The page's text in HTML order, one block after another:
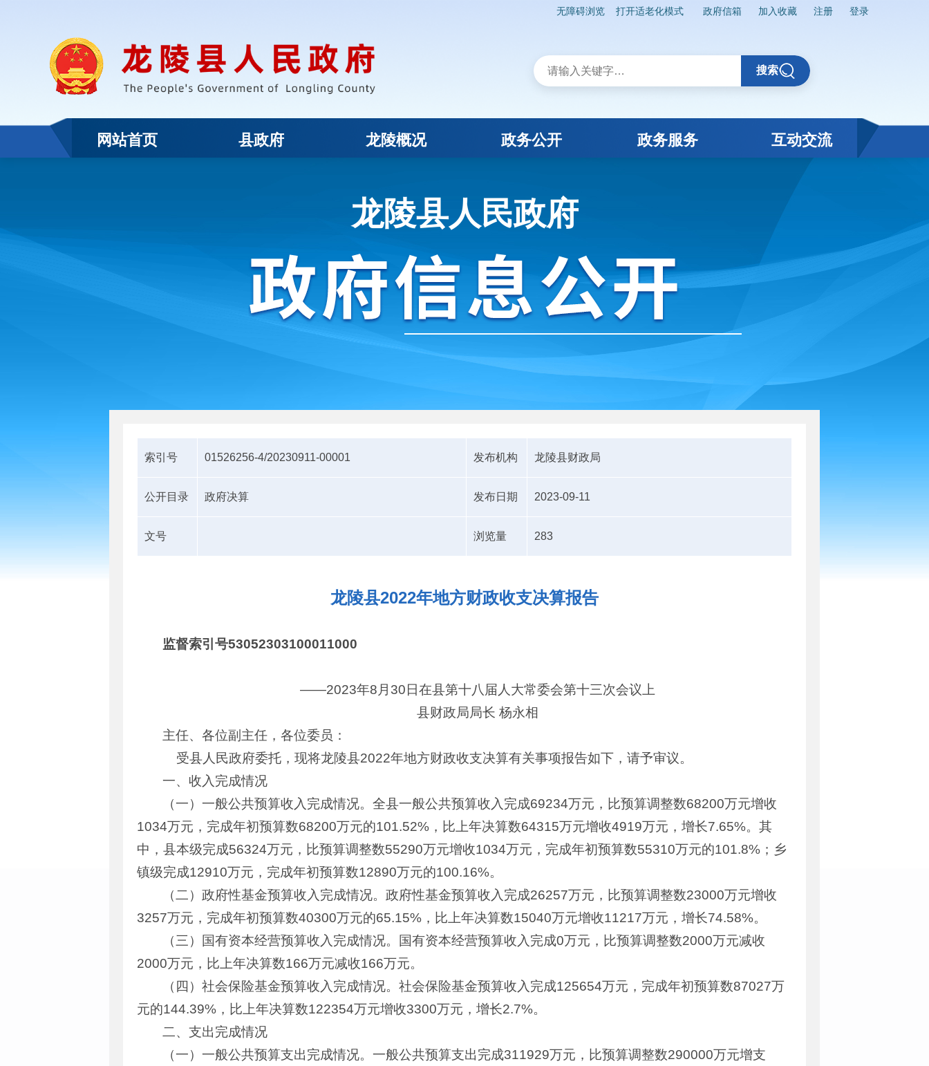
无障碍浏览 打开适老化模式 政府信箱 加入收藏 注册 登录
搜索
网站首页 县政府 龙陵概况 政务公开 政务服务 互动交流
龙陵县人民政府
索引号 01526256-4/20230911-00001 发布机构 龙陵县财政局
公开目录 政府决算 发布日期 2023-09-11
文号 浏览量 283
龙陵县2022年地方财政收支决算报告
监督索引号53052303100011000
——2023年8月30日在县第十八届人大常委会第十三次会议上
县财政局局长 杨永相
主任、各位副主任，各位委员：
受县人民政府委托，现将龙陵县2022年地方财政收支决算有关事项报告如下，请予审议。
一、收入完成情况
（一）一般公共预算收入完成情况。全县一般公共预算收入完成69234万元，比预算调整数68200万元增收
1034万元，完成年初预算数68200万元的101.52%，比上年决算数64315万元增收4919万元，增长7.65%。其
中，县本级完成56324万元，比预算调整数55290万元增收1034万元，完成年初预算数55310万元的101.8%；乡
镇级完成12910万元，完成年初预算数12890万元的100.16%。
（二）政府性基金预算收入完成情况。政府性基金预算收入完成26257万元，比预算调整数23000万元增收
3257万元，完成年初预算数40300万元的65.15%，比上年决算数15040万元增收11217万元，增长74.58%。
（三）国有资本经营预算收入完成情况。国有资本经营预算收入完成0万元，比预算调整数2000万元减收
2000万元，比上年决算数166万元减收166万元。
（四）社会保险基金预算收入完成情况。社会保险基金预算收入完成125654万元，完成年初预算数87027万
元的144.39%，比上年决算数122354万元增收3300万元，增长2.7%。
二、支出完成情况
（一）一般公共预算支出完成情况。一般公共预算支出完成311929万元，比预算调整数290000万元增支